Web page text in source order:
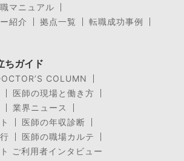
マニュアル
紹介
拠点一覧
転職成功事例
ちガイド
COLUMN
医師の現場と働き方
業界ニュース
医師の年収診断
医師の職場カルテ
ご利用者インタビュー